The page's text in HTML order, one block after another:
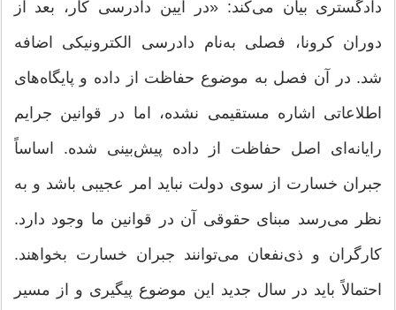
دادگستری بیان می‌کند: «در آیین دادرسی کار، بعد از
دوران کرونا، فصلی به‌نام دادرسی الکترونیکی اضافه
شد. در آن فصل به موضوع حفاظت از داده و پایگاه‌های
اطلاعاتی اشاره مستقیمی نشده، اما در قوانین جرایم
رایانه‌ای اصل حفاظت از داده پیش‌بینی شده. اساساً
جبران خسارت از سوی دولت نباید امر عجیبی باشد و به
نظر می‌رسد مبنای حقوقی آن در قوانین ما وجود دارد.
کارگران و ذی‌نفعان می‌توانند جبران خسارت بخواهند.
احتمالاً باید در سال جدید این موضوع پیگیری و از مسیر